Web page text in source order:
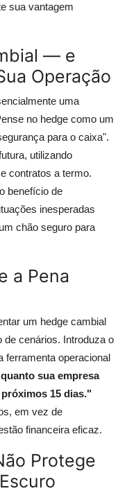
sua vantagem
— e
Operação
uma
no hedge como um
para o caixa".
utilizando
contratos a termo.
benefício de
inesperadas
chão seguro para
a Pena
um hedge cambial
cenários. Introduza o
ferramenta operacional
sua empresa
15 dias."
em vez de
financeira eficaz.
Protege